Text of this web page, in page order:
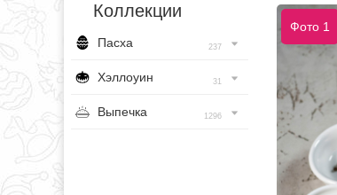
Коллекции
Пасха 237
Хэллоуин 31
Выпечка 1296
Фото 1